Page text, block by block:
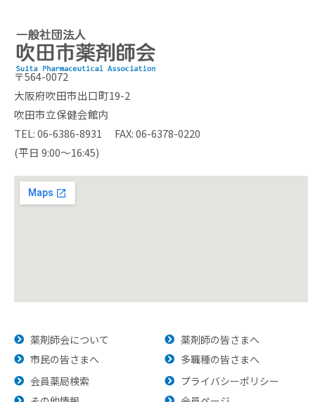
〒564-0072
大阪府吹田市出口町19-2
吹田市立保健会館内
TEL: 06-6386-8931 FAX: 06-6378-0220
(平日 9:00～16:45)
薬剤師会について
市民の皆さまへ
薬剤師の皆さまへ
多職種の皆さまへ
会員薬局検索
プライバシーポリシー